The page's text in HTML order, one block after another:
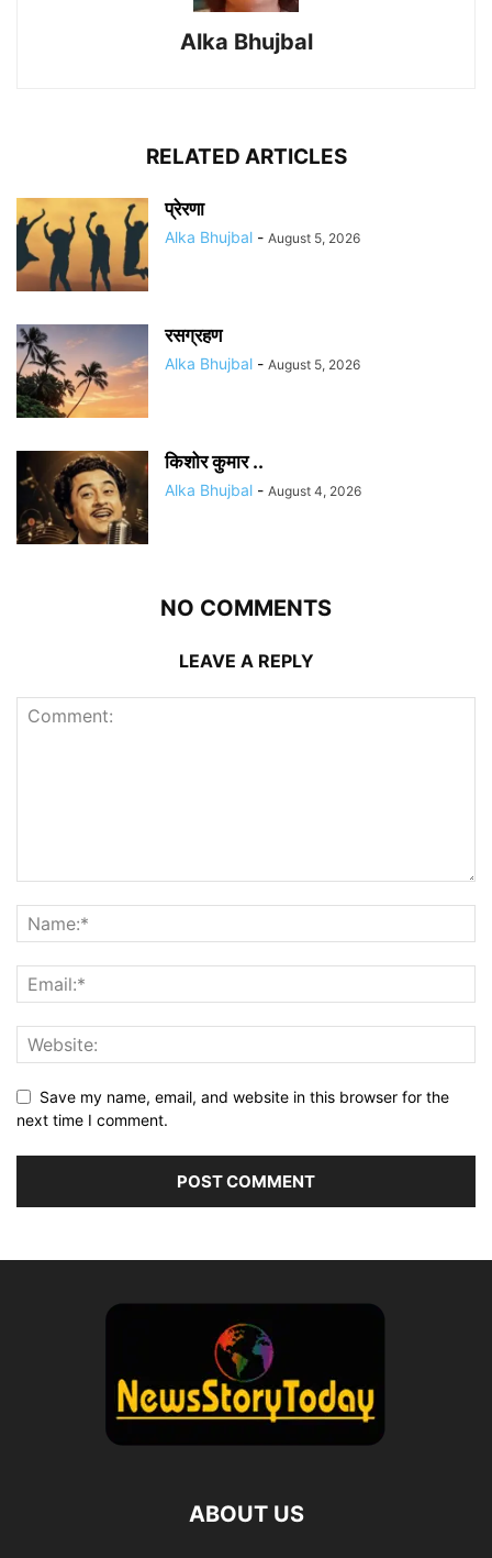
Alka Bhujbal
RELATED ARTICLES
प्रेरणा
Alka Bhujbal - August 5, 2026
रसग्रहण
Alka Bhujbal - August 5, 2026
किशोर कुमार ..
Alka Bhujbal - August 4, 2026
NO COMMENTS
LEAVE A REPLY
Save my name, email, and website in this browser for the
next time I comment.
ABOUT US